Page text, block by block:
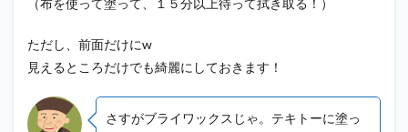
（布を使って塗って、１５分以上待って拭き取る！）
ただし、前面だけにw
見えるところだけでも綺麗にしておきます！
さすがブライワックスじゃ。テキトーに塗っ